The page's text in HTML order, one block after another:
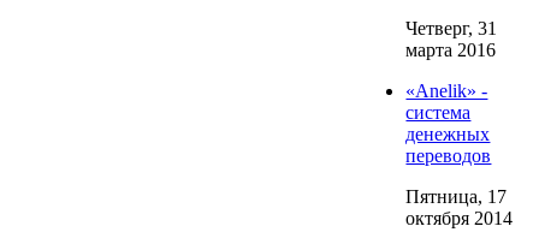
Четверг, 31
марта 2016
«Anelik» -
система
денежных
переводов
Пятница, 17
октября 2014